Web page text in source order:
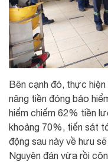
Bên cạnh đó, thực
nâng tiền đóng bảo
hiểm chiếm 62% tiền
khoảng 70%, tiến sát
động sau này về hưu
Nguyên đán vừa rồi